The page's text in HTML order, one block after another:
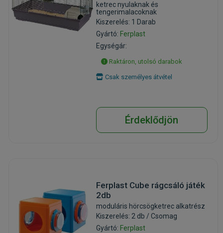
ketrec nyulaknak és
tengerimalacoknak
Kiszerelés: 1 Darab
Gyártó: Ferplast
Egységár:
Raktáron, utolsó darabok
Csak személyes átvétel
Érdeklődjön
Ferplast Cube rágcsáló játék
2db
moduláris hörcsögketrec alkatrész
Kiszerelés: 2 db / Csomag
Gyártó: Ferplast